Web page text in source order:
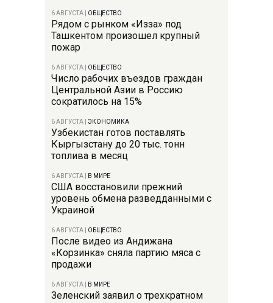
6 АВГУСТА ОБЩЕСТВО
Рядом с рынком «Изза» под
Ташкентом произошел крупный
пожар
6 АВГУСТА ОБЩЕСТВО
Число рабочих въездов граждан
Центральной Азии в Россию
сократилось на 15%
6 АВГУСТА ЭКОНОМИКА
Узбекистан готов поставлять
Кыргызстану до 20 тыс. тонн
топлива в месяц
6 АВГУСТА В МИРЕ
США восстановили прежний
уровень обмена разведданными с
Украиной
6 АВГУСТА ОБЩЕСТВО
После видео из Андижана
«Корзинка» сняла партию мяса с
продажи
6 АВГУСТА В МИРЕ
Зеленский заявил о трехкратном